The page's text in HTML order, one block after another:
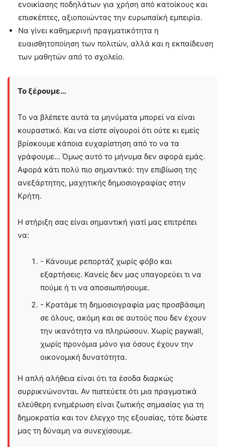
ενοικίασης ποδηλάτων για χρήση από κατοίκους και
επισκέπτες, αξιοποιώντας την ευρωπαϊκή εμπειρία.
Να γίνει καθημερινή πραγματικότητα η
ευαισθητοποίηση των πολιτών, αλλά και η εκπαίδευση
των μαθητών από το σχολείο.
Το ξέρουμε…
Το να βλέπετε αυτά τα μηνύματα μπορεί να είναι
κουραστικό. Και να είστε σίγουροί ότι ούτε κι εμείς
βρίσκουμε κάποια ευχαρίστηση από το να τα
γράφουμε... Όμως αυτό το μήνυμα δεν αφορά εμάς.
Αφορά κάτι πολύ πιο σημαντικό: την επιβίωση της
ανεξάρτητης, μαχητικής δημοσιογραφίας στην
Kρήτη.
Η στήριξη σας είναι σημαντική γιατί μας επιτρέπει
να:
- Κάνουμε ρεπορτάζ χωρίς φόβο και
εξαρτήσεις. Κανείς δεν μας υπαγορεύει τι να
πούμε ή τι να αποσιωπήσουμε.
- Κρατάμε τη δημοσιογραφία μας προσβάσιμη
σε όλους, ακόμη και σε αυτούς που δεν έχουν
την ικανότητα να πληρώσουν. Χωρίς paywall,
χωρίς προνόμια μόνο για όσους έχουν την
οικονομική δυνατότητα.
Η απλή αλήθεια είναι ότι τα έσοδα διαρκώς
συρρικνώνονται. Αν πιστεύετε ότι μια πραγματικά
ελεύθερη ενημέρωση είναι ζωτικής σημασίας για τη
δημοκρατία και τον έλεγχο της εξουσίας, τότε δώστε
μας τη δύναμη να συνεχίσουμε.